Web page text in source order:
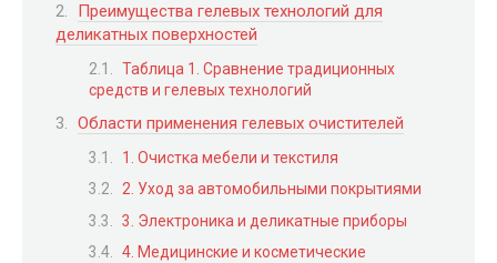
Преимущества гелевых технологий для
деликатных поверхностей
Таблица 1. Сравнение традиционных
средств и гелевых технологий
Области применения гелевых очистителей
1. Очистка мебели и текстиля
2. Уход за автомобильными покрытиями
3. Электроника и деликатные приборы
4. Медицинские и косметические